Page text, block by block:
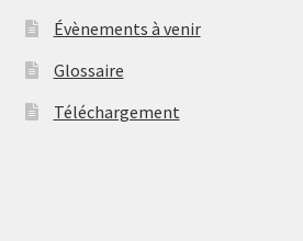
Évènements à venir
Glossaire
Téléchargement